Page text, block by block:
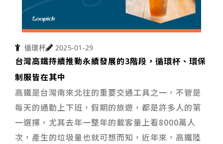
循環杯 2025-01-29
台灣高鐵持續推動永續發展的3階段，循環杯、環保
制服皆在其中
高鐵是台灣南來北往的重要交通工具之一，不管是
每天的通勤上下班，假期的旅遊，都是許多人的第
一選擇，尤其去年一整年的載客量上看8000萬人
次，產生的垃圾量也就可想而知，近年來，高鐵陸